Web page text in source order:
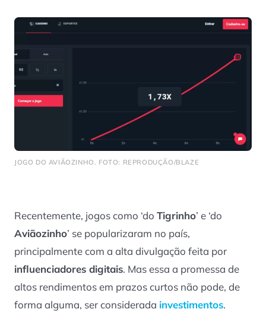
JOGO DO AVIÃOZINHO. FOTO: REPRODUÇÃO/BLAZE
Recentemente, jogos como ‘do Tigrinho’ e ‘do
Aviãozinho’ se popularizaram no país,
principalmente com a alta divulgação feita por
influenciadores digitais. Mas essa a promessa de
altos rendimentos em prazos curtos não pode, de
forma alguma, ser considerada investimentos.